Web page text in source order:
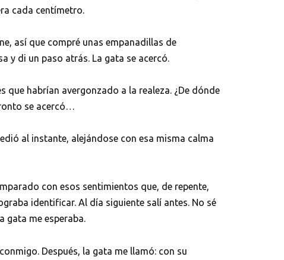
cada centímetro.
así que compré unas empanadillas de
y di un paso atrás. La gata se acercó.
que habrían avergonzado a la realeza. ¿De dónde
se acercó…
al instante, alejándose con esa misma calma
con esos sentimientos que, de repente,
identificar. Al día siguiente salí antes. No sé
gata me esperaba.
Después, la gata me llamó: con su